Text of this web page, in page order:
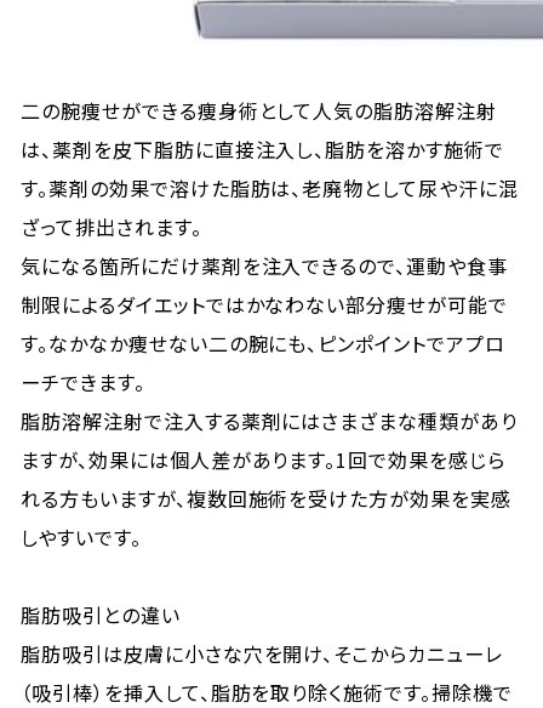
二の腕痩せができる痩身術として人気の脂肪溶解注射
は、薬剤を皮下脂肪に直接注入し、脂肪を溶かす施術で
す。薬剤の効果で溶けた脂肪は、老廃物として尿や汗に混
ざって排出されます。
気になる箇所にだけ薬剤を注入できるので、運動や食事
制限によるダイエットではかなわない部分痩せが可能で
す。なかなか痩せない二の腕にも、ピンポイントでアプロ
ーチできます。
脂肪溶解注射で注入する薬剤にはさまざまな種類があり
ますが、効果には個人差があります。1回で効果を感じら
れる方もいますが、複数回施術を受けた方が効果を実感
しやすいです。
脂肪吸引との違い
脂肪吸引は皮膚に小さな穴を開け、そこからカニューレ
（吸引棒）を挿入して、脂肪を取り除く施術です。掃除機で